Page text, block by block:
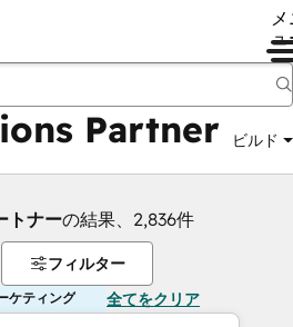
ュ
Partner ビルド
トナーの結果、2,836件
フィルター
ケティング 全てをクリア